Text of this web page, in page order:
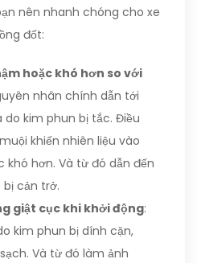
nên nhanh chóng cho xe
đốt:
hoặc khó hơn so với
nhân chính dẫn tới
do kim phun bị tắc. Điều
khiến nhiên liệu vào
khó hơn. Và từ đó dẫn đến
bị cản trở.
giật cục khi khởi động:
kim phun bị dính cặn,
Và từ đó làm ảnh